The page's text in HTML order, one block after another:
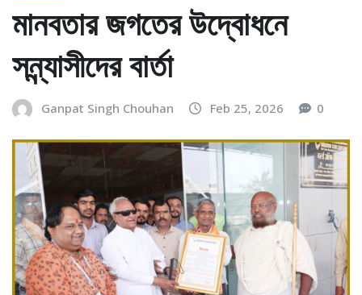
মানবতার জগতের উদ্বোধনে
সন্ন্যাসীদের বার্তা
Ganpat Singh Chouhan Feb 25, 2026 0